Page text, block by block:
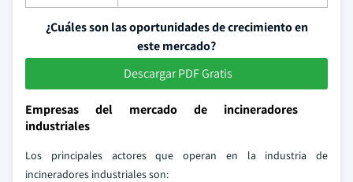
¿Cuáles son las oportunidades de crecimiento en
este mercado?
Descargar PDF Gratis
Empresas del mercado de incineradores
industriales
Los principales actores que operan en la industria de
incineradores industriales son: